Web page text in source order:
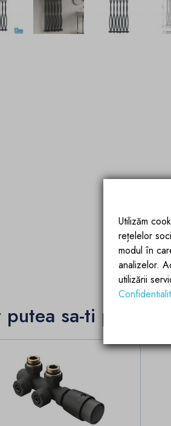
putea sa-ti placa
Utilizăm
rețelelor
modul în
analizelor.
utilizării